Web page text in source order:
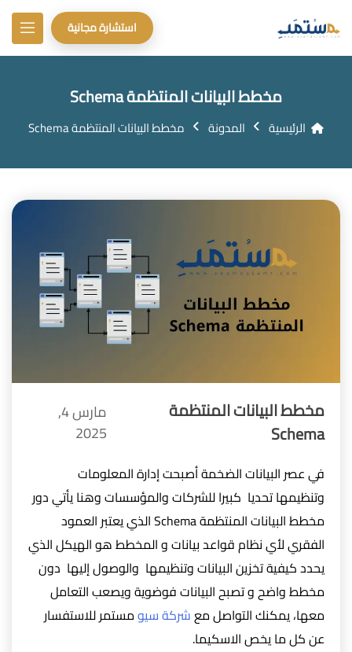
استشارة مجانية
مخطط البيانات المنتظمة Schema
الرئيسية المدونة مخطط البيانات المنتظمة Schema
مخطط البيانات المنتظمة
Schema
مارس 4,
2025
في عصر البيانات الضخمة أصبحت إدارة المعلومات
وتنظيمها تحديا كبيرا للشركات والمؤسسات وهنا يأتي دور
مخطط البيانات المنتظمة Schema الذي يعتبر العمود
الفقري لأي نظام قواعد بيانات و المخطط هو الهيكل الذي
يحدد كيفية تخزين البيانات وتنظيمها والوصول إليها دون
مخطط واضح و تصبح البيانات فوضوية ويصعب التعامل
معها، يمكنك التواصل معشركة سيومستمر للاستفسار
عن كل ما يخص الاسكيما.